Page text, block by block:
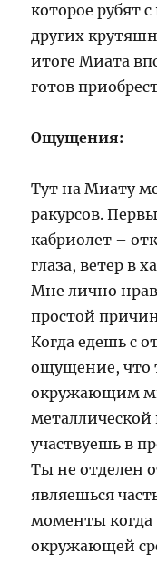
которое рубят
других
итоге Миата
готов
Ощущения:
Тут на Миату
ракурсов.
кабриолет –
глаза, ветер в
Мне лично
простой
Когда едешь с
ощущение, что
окружающим
металлической
участвуешь в
Ты не отделен
являешься
моменты когда
окружающей